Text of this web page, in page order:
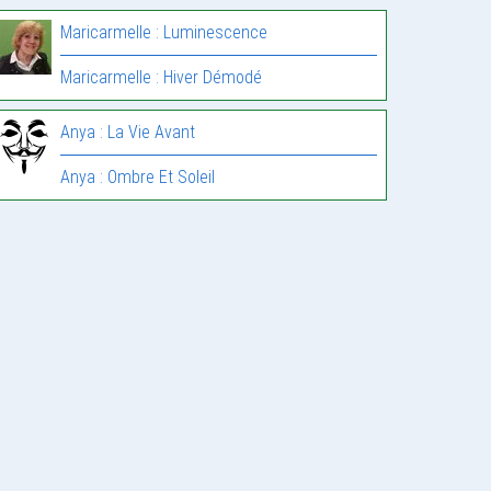
Maricarmelle : Luminescence
Maricarmelle : Hiver Démodé
Anya : La Vie Avant
Anya : Ombre Et Soleil